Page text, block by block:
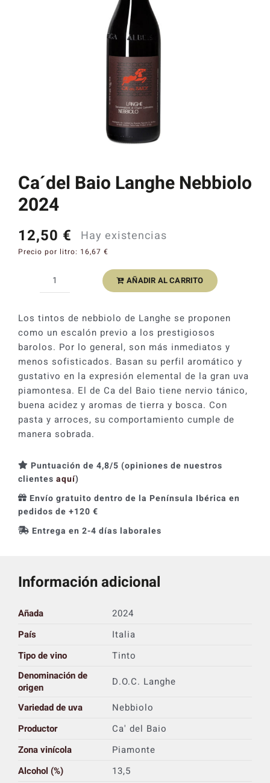
Ca´del Baio Langhe Nebbiolo
2024
12,50 € Hay existencias
Precio por litro: 16,67 €
Ca
Baio
Langhe
Nebbiolo
2024
cantidad
AÑADIR AL CARRITO
Los tintos de nebbiolo de Langhe se proponen
como un escalón previo a los prestigiosos
barolos. Por lo general, son más inmediatos y
menos sofisticados. Basan su perfil aromático y
gustativo en la expresión elemental de la gran uva
piamontesa. El de Ca del Baio tiene nervio tánico,
buena acidez y aromas de tierra y bosca. Con
pasta y arroces, su comportamiento cumple de
manera sobrada.
Puntuación de 4,8/5 (opiniones de nuestros
clientes aquí)
Envío gratuito dentro de la Península Ibérica en
pedidos de +120 €
Entrega en 2-4 días laborales
Información adicional
Añada
2024
País
Italia
Tipo de vino
Tinto
Denominación de
origen
D.O.C. Langhe
Variedad de uva
Nebbiolo
Productor
Ca' del Baio
Zona vinícola
Piamonte
Alcohol (%)
13,5